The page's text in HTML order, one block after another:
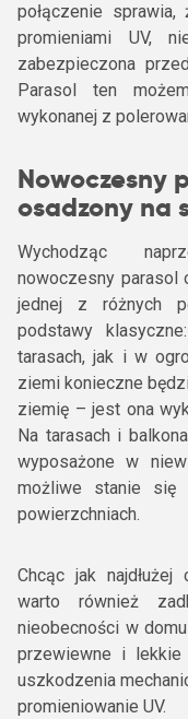
połączenie
promieniami UV,
zabezpieczona
Parasol ten
wykonanej z
Nowoczesny
osadzony na
Wychodząc
nowoczesny parasol
jednej z różnych
podstawy
tarasach, jak i w
ziemi konieczne
ziemię – jest ona
Na tarasach i
wyposażone w
możliwe stanie się
powierzchniach.
Chcąc jak
warto również
nieobecności w
przewiewne i lekkie
uszkodzenia
promieniowanie UV.